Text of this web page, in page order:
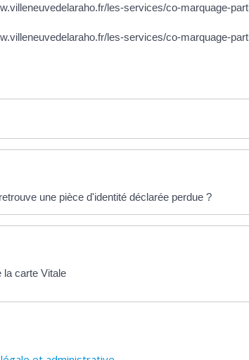
les-services/co-marquage-
les-services/co-marquage-
une pièce d'identité déclarée perdue ?
la carte Vitale